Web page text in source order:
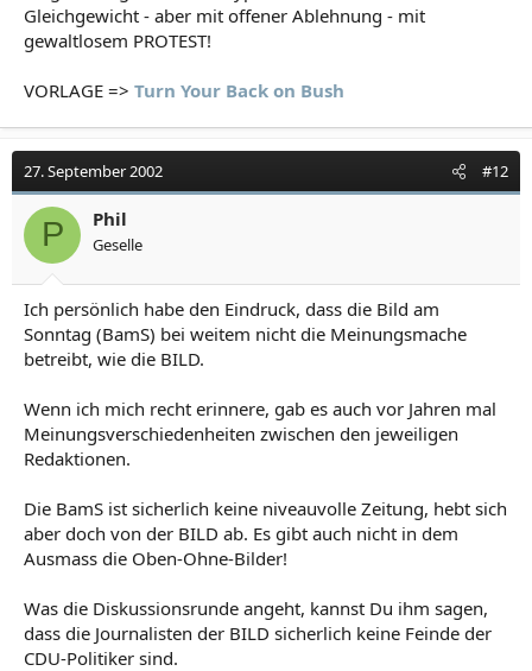
Gleichgewicht - aber mit offener Ablehnung - mit
gewaltlosem PROTEST!
VORLAGE => Turn Your Back on Bush
27. September 2002 #12
P Phil
Geselle
Ich persönlich habe den Eindruck, dass die Bild am
Sonntag (BamS) bei weitem nicht die Meinungsmache
betreibt, wie die BILD.
Wenn ich mich recht erinnere, gab es auch vor Jahren mal
Meinungsverschiedenheiten zwischen den jeweiligen
Redaktionen.
Die BamS ist sicherlich keine niveauvolle Zeitung, hebt sich
aber doch von der BILD ab. Es gibt auch nicht in dem
Ausmass die Oben-Ohne-Bilder!
Was die Diskussionsrunde angeht, kannst Du ihm sagen,
dass die Journalisten der BILD sicherlich keine Feinde der
CDU-Politiker sind.